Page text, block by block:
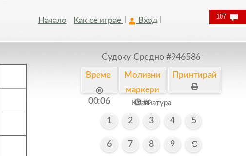
Начало Как се играе Вход
Судоку Средно #946586
Време
00:07
Моливни
маркери
on
Принтирай
Kлавиатура
1 2 3 4 5
6 7 8 9
107